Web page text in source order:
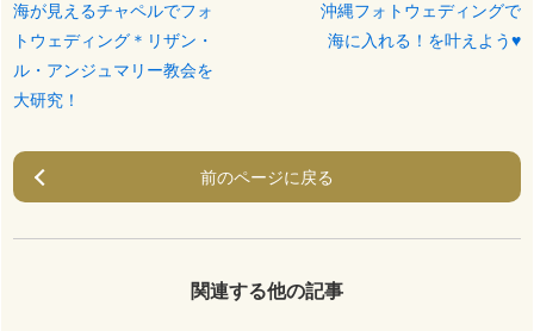
海が見えるチャペルでフォ
トウェディング＊リザン・
ル・アンジュマリー教会を
大研究！
沖縄フォトウェディングで
海に入れる！を叶えよう♥
前のページに戻る
関連する他の記事